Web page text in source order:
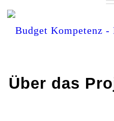
Zum
Über das